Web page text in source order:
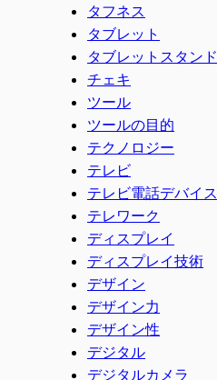
タフネス
タブレット
タブレットスタンド
チェキ
ツール
ツールの目的
テクノロジー
テレビ
テレビ電話デバイス
テレワーク
ディスプレイ
ディスプレイ技術
デザイン
デザイン力
デザイン性
デジタル
デジタルカメラ